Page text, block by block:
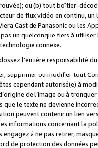
ou (b) tout boîtier-
de flux vidéo en continu,
Cast de Panasonic ou les
un quelconque tiers à
connexe.
l'entière responsabilité
supprimer ou modifier tout
cependant autorisé(e) à
de l’image ou à
que le texte ne devienne
peuvent contenir un lien
informations concernant la
engagez à ne pas retirer,
de protection des données